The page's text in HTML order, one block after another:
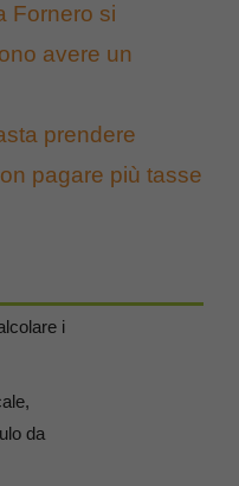
Fornero si
avere un
prendere
pagare più tasse
i
da